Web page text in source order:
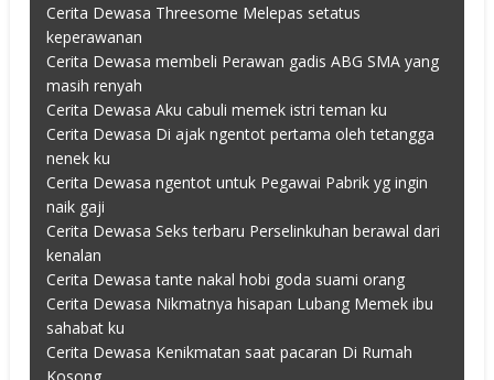
Cerita Dewasa Threesome Melepas setatus
keperawanan
Cerita Dewasa membeli Perawan gadis ABG SMA yang
masih renyah
Cerita Dewasa Aku cabuli memek istri teman ku
Cerita Dewasa Di ajak ngentot pertama oleh tetangga
nenek ku
Cerita Dewasa ngentot untuk Pegawai Pabrik yg ingin
naik gaji
Cerita Dewasa Seks terbaru Perselinkuhan berawal dari
kenalan
Cerita Dewasa tante nakal hobi goda suami orang
Cerita Dewasa Nikmatnya hisapan Lubang Memek ibu
sahabat ku
Cerita Dewasa Kenikmatan saat pacaran Di Rumah
Kosong